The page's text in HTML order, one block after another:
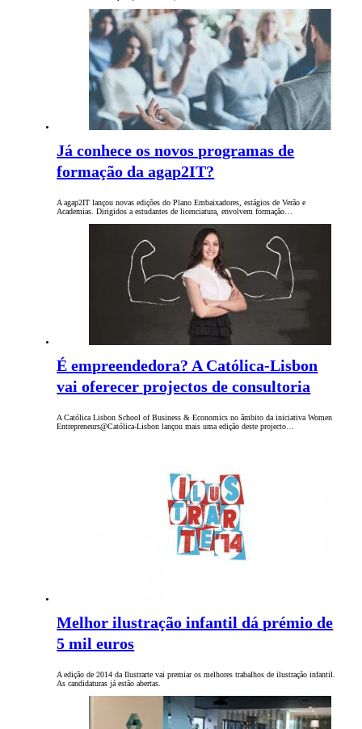
Já conhece os novos programas de
formação da agap2IT?
A agap2IT lançou novas edições do Plano Embaixadores, estágios de Verão e
Academias. Dirigidos a estudantes de licenciatura, envolvem formação…
É empreendedora? A Católica-Lisbon
vai oferecer projectos de consultoria
A Católica Lisbon School of Business & Economics no âmbito da iniciativa Women
Entrepreneurs@Católica-Lisbon lançou mais uma edição deste projecto…
Melhor ilustração infantil dá prémio de
5 mil euros
A edição de 2014 da Ilustrarte vai premiar os melhores trabalhos de ilustração infantil.
As candidaturas já estão abertas.